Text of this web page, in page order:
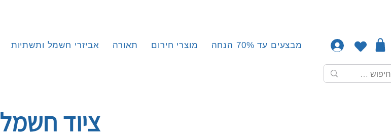
אביזרי חשמל ותשתיות תאורה מוצרי חירום מבצעים עד 70% הנחה
ציוד חשמל